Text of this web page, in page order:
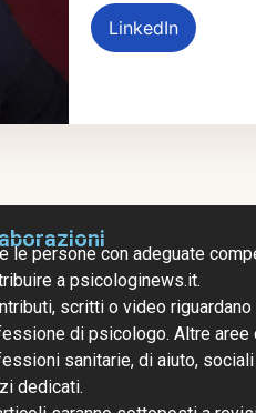
LinkedIn
le persone con adeguate
a psicologinews.it.
scritti o video
di psicologo. Altre aree
sanitarie, di aiuto,
dedicati.